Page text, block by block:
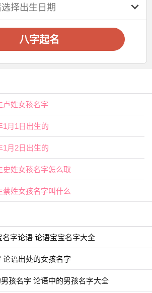
名时，可以结合家庭的传统、父母的喜
点，挑选出最适合的名字。
子一生。想给宝宝取一个好名字吗？选
】，为孩子起一个吉利的好名字吧。
八字起名
卢姓女孩名字
1月1日出生的
1月2日出生的
史姓女孩名字怎么取
蔡姓女孩名字叫什么
名字论语 论语宝宝名字大全
语出处的女孩名字
孩名字 论语中的男孩名字大全